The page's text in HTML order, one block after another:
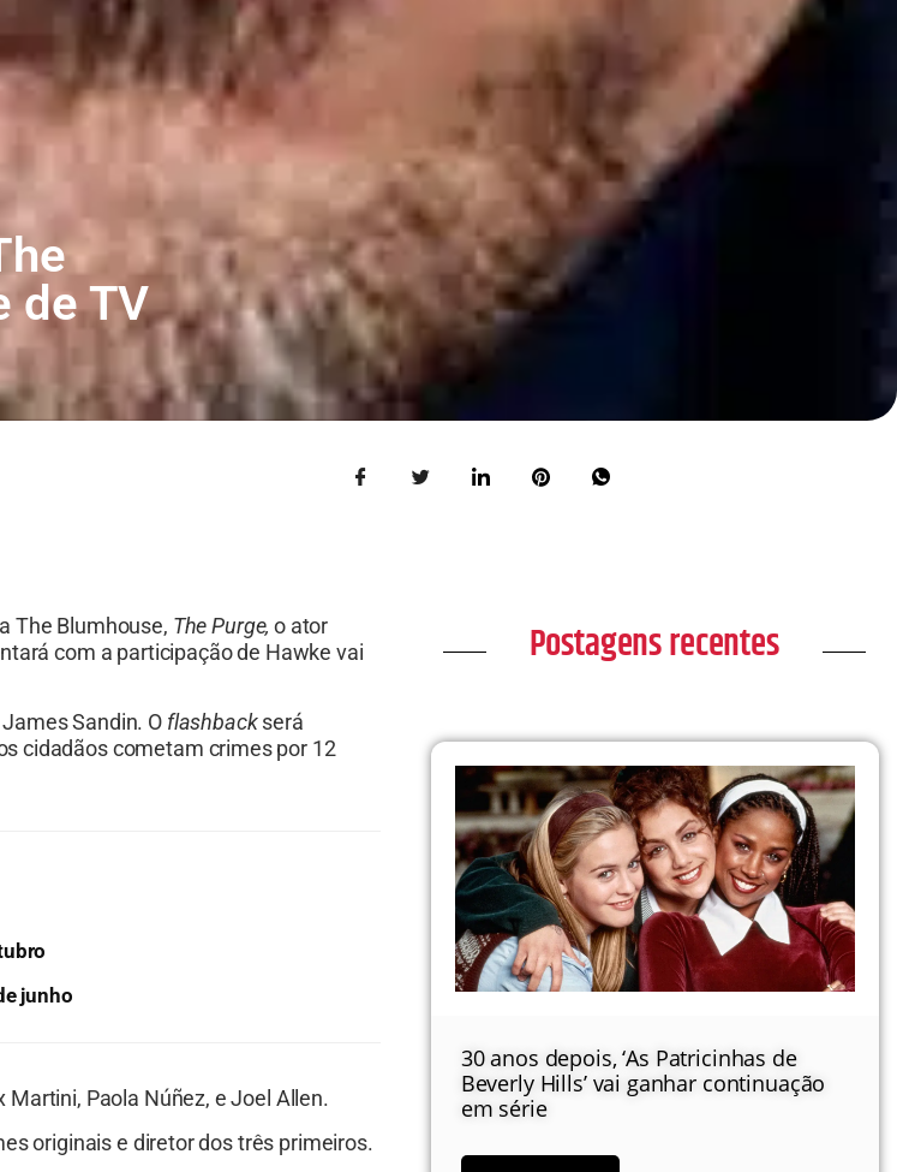
de TV
The Blumhouse, The Purge,o ator
com a participação de Hawke vai
Sandin. O flashbackserá
cidadãos cometam crimes por 12
junho
Paola Núñez, e Joel Allen.
originais e diretor dos três primeiros.
Postagens recentes
30 anos depois, ‘As Patricinhas de
Beverly Hills’ vai ganhar continuação
em série